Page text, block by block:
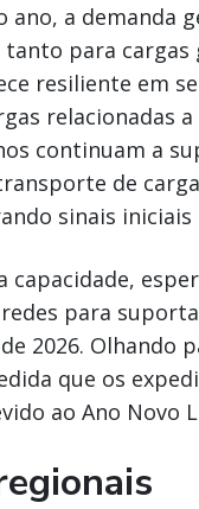
ano, a demanda
tanto para
resiliente em
relacionadas
continuam a
de
sinais iniciais
capacidade,
para
2026. Olhando
que os
ao Ano Novo